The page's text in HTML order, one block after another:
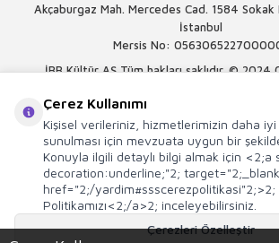
Akçaburgaz Mah. Mercedes Cad. 1584
İstanbul
Mersis No:
İBB Kültür AŞ Tüm hakları saklıdır. © 2024
Çerez Kullanımı
Kişisel verileriniz, hizmetlerimizin daha iyi
sunulması için mevzuata uygun bir
Konuyla ilgili detaylı bilgi almak için
decoration:underline;"2;
href="2;/yardim#ssscerezpolitikasi"2;>2;
Politikamızı<2;/a>2; inceleyebilirsiniz.
Çerezleri Özelleştir